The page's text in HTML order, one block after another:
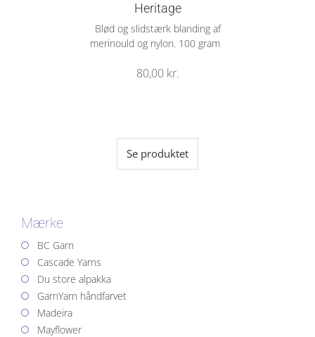
Heritage
Blød og slidstærk blanding af
merinould og nylon. 100 gram
80,00 kr.
Se produktet
Mærke
BC Garn
Cascade Yarns
Du store alpakka
GarnYarn håndfarvet
Madeira
Mayflower